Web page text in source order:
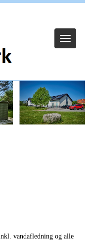
Toggle
vandafledning og alle